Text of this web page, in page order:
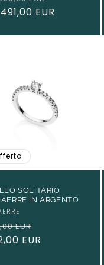
scontato
EUR
SOLITARIO
IN ARGENTO
EUR
scontato
EUR